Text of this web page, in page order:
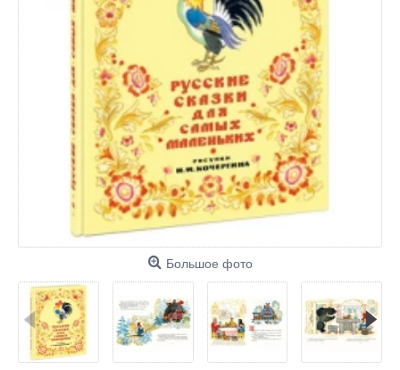
Большое фото